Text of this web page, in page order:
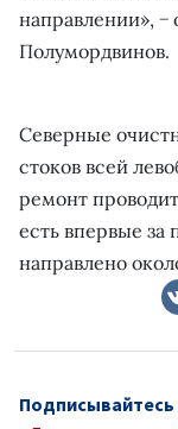
направлении», −
Полумордвинов.
Северные
стоков всей
ремонт
есть впервые за
направлено
Подписывайтесь